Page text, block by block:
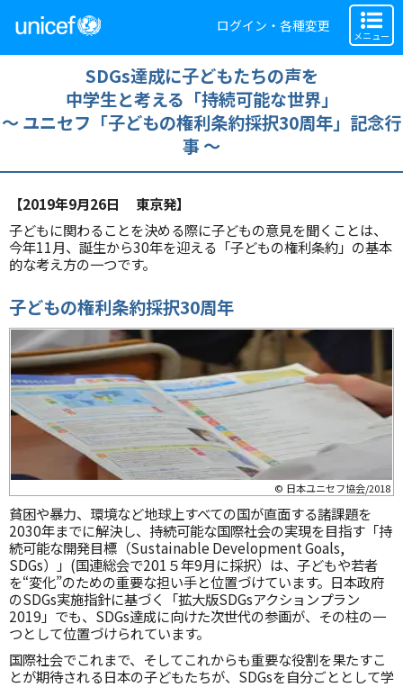
ログイン・各種変更
メニュー
SDGs達成に子どもたちの声を
中学生と考える「持続可能な世界」
～ ユニセフ「子どもの権利条約採択30周年」記念行
事 ～
【2019年9月26日 東京発】
子どもに関わることを決める際に子どもの意見を聞くことは、
今年11月、誕生から30年を迎える「子どもの権利条約」の基本
的な考え方の一つです。
子どもの権利条約採択30周年
© 日本ユニセフ協会/2018
貧困や暴力、環境など地球上すべての国が直面する諸課題を
2030年までに解決し、持続可能な国際社会の実現を目指す「持
続可能な開発目標（Sustainable Development Goals,
SDGs）」(国連総会で201５年9月に採択）は、子どもや若者
を“変化”のための重要な担い手と位置づけています。日本政府
のSDGs実施指針に基づく「拡大版SDGsアクションプラン
2019」でも、SDGs達成に向けた次世代の参画が、その柱の一
つとして位置づけられています。
国際社会でこれまで、そしてこれからも重要な役割を果たすこ
とが期待される日本の子どもたちが、SDGsを自分ごととして学